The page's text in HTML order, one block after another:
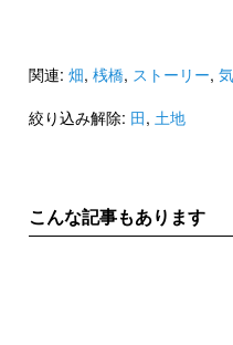
関連: 畑, 桟橋, ストーリー,
絞り込み解除: 田, 土地
こんな記事もあります